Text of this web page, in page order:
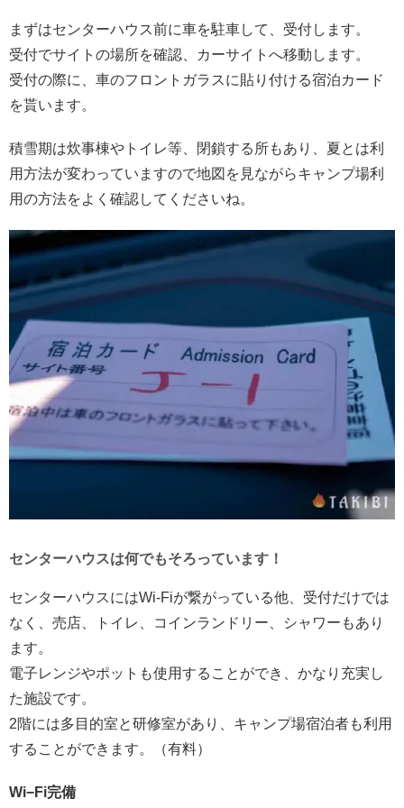
まずはセンターハウス前に車を駐車して、受付します。
受付でサイトの場所を確認、カーサイトへ移動します。
受付の際に、車のフロントガラスに貼り付ける宿泊カード
を貰います。
積雪期は炊事棟やトイレ等、閉鎖する所もあり、夏とは利
用方法が変わっていますので地図を見ながらキャンプ場利
用の方法をよく確認してくださいね。
センターハウスは何でもそろっています！
センターハウスにはWi-Fiが繋がっている他、受付だけでは
なく、売店、トイレ、コインランドリー、シャワーもあり
ます。
電子レンジやポットも使用することができ、かなり充実し
た施設です。
2階には多目的室と研修室があり、キャンプ場宿泊者も利用
することができます。（有料）
Wi−Fi完備